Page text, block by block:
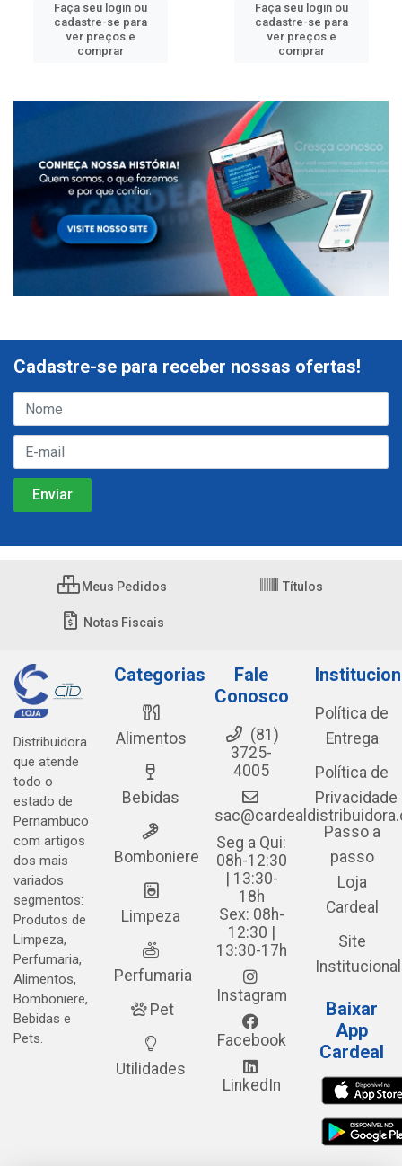
Faça seu login ou
cadastre-se para
ver preços e
comprar
Faça seu login ou
cadastre-se para
ver preços e
comprar
Cadastre-se para receber nossas ofertas!
Meus Pedidos Títulos
Notas Fiscais
Distribuidora
que atende
todo o
estado de
Pernambuco
com artigos
dos mais
variados
segmentos:
Produtos de
Limpeza,
Perfumaria,
Alimentos,
Bomboniere,
Bebidas e
Pets.
Categorias
Alimentos
Bebidas
Bomboniere
Limpeza
Perfumaria
Pet
Utilidades
Fale
Conosco
(81)
3725-
4005
Seg a Qui:
08h-12:30
| 13:30-
18h
Sex: 08h-
12:30 |
13:30-17h
Instagram
Facebook
LinkedIn
Política de
Entrega
Política de
Privacidade
Passo a
passo
Loja
Cardeal
Site
Institucional
Baixar
App
Cardeal